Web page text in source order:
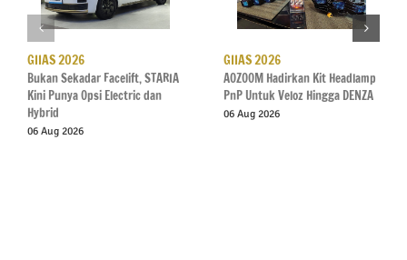
GIIAS 2026
Bukan Sekadar Facelift, STARIA
Kini Punya Opsi Electric dan
Hybrid
06 Aug 2026
GIIAS 2026
AOZOOM Hadirkan Kit Headlamp
PnP Untuk Veloz Hingga DENZA
06 Aug 2026